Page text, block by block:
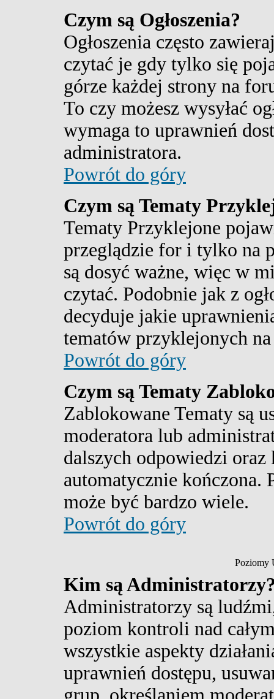
Czym są Ogłoszenia?
Ogłoszenia często
czytać je gdy tylko się
górze każdej strony na
To czy możesz wysyłać
wymaga to uprawnień
administratora.
Powrót do góry
Czym są Tematy
Tematy Przyklejone
przeglądzie for i tylko na
są dosyć ważne, więc w
czytać. Podobnie jak z
decyduje jakie
tematów przyklejonych
Powrót do góry
Czym są Tematy
Zablokowane Tematy są
moderatora lub
dalszych odpowiedzi oraz
automatycznie kończona.
może być bardzo wiele.
Powrót do góry
Poziomy
Kim są
Administratorzy są
poziom kontroli nad
wszystkie aspekty
uprawnień dostępu,